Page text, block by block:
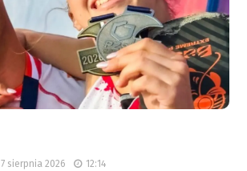
7 sierpnia 2026 12:14